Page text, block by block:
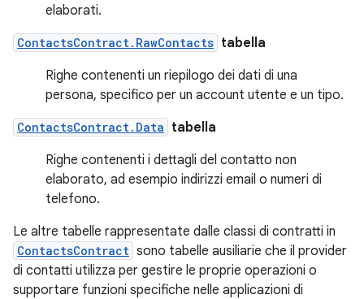
elaborati.
ContactsContract.RawContacts tabella
Righe contenenti un riepilogo dei dati di una
persona, specifico per un account utente e un tipo.
ContactsContract.Data tabella
Righe contenenti i dettagli del contatto non
elaborato, ad esempio indirizzi email o numeri di
telefono.
Le altre tabelle rappresentate dalle classi di contratti in
ContactsContract sono tabelle ausiliarie che il provider
di contatti utilizza per gestire le proprie operazioni o
supportare funzioni specifiche nelle applicazioni di